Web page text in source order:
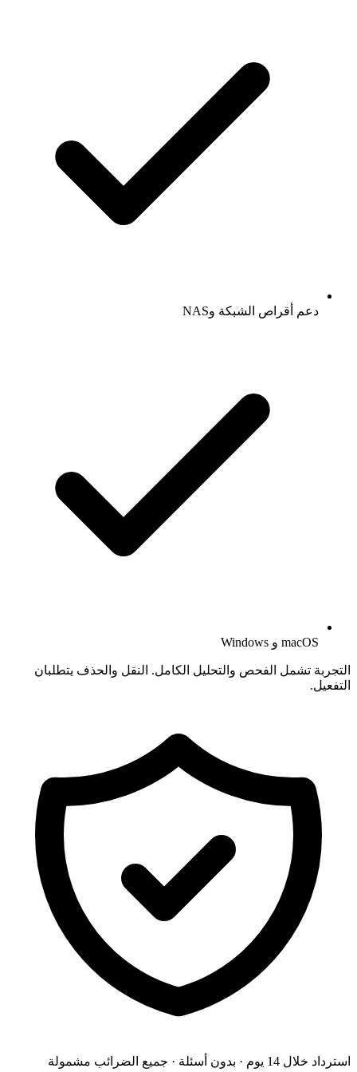
دعم أقراص الشبكة وNAS
macOS و Windows
التجربة تشمل الفحص والتحليل الكامل. النقل والحذف يتطلبان
التفعيل.
استرداد خلال 14 يوم · بدون أسئلة · جميع الضرائب مشمولة